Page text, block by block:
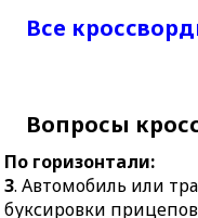
18.Единичный
24.Короткое
25.Процесс
шила за мыло.
Все
Вопросы
По горизонтали:
3. Автомобиль или
буксировки